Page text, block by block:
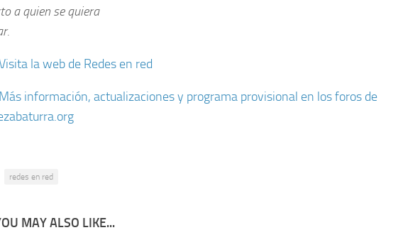
a quien se quiera
la web de Redes en red
información, actualizaciones y programa provisional en los foros de
redes en red
MAY ALSO LIKE...